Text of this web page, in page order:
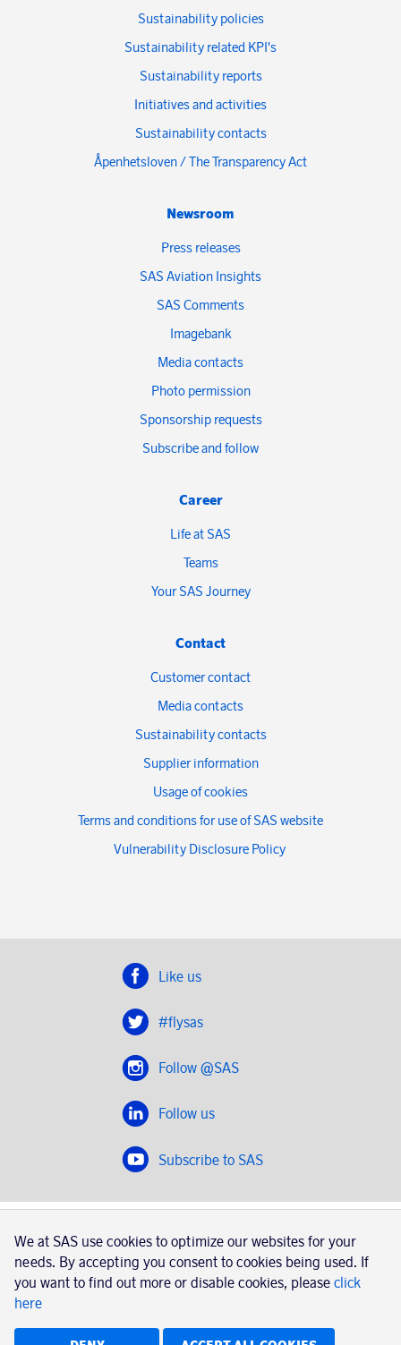
Sustainability policies
Sustainability related KPI's
Sustainability reports
Initiatives and activities
Sustainability contacts
Åpenhetsloven / The Transparency Act
Newsroom
Press releases
SAS Aviation Insights
SAS Comments
Imagebank
Media contacts
Photo permission
Sponsorship requests
Subscribe and follow
Career
Life at SAS
Teams
Your SAS Journey
Contact
Customer contact
Media contacts
Sustainability contacts
Supplier information
Usage of cookies
Terms and conditions for use of SAS website
Vulnerability Disclosure Policy
Like us
#flysas
Follow @SAS
Follow us
Subscribe to SAS
SAS 2020
SAS AB, registration number 556606-8499, SE-195 87
Stockholm, Sweden
Usage of cookies
We at SAS use cookies to optimize our websites for your
needs. By accepting you consent to cookies being used. If
you want to find out more or disable cookies, please click
here